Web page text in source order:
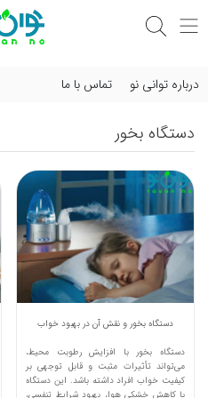
درباره توانی نو تماس با ما
دستگاه بخور
دستگاه بخور و نقش آن در بهبود خواب
دستگاه بخور با افزایش رطوبت محیط،
می‌تواند تأثیرات مثبت و قابل توجهی بر
کیفیت خواب افراد داشته باشد. این دستگاه
با کاهش خشکی هوا، بهبود شرایط تنفسی،